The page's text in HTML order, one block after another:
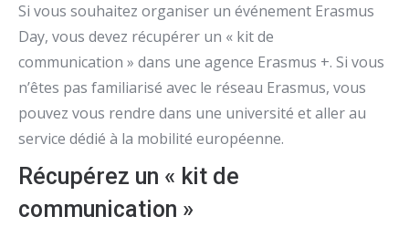
Si vous souhaitez organiser un événement Erasmus
Day, vous devez récupérer un « kit de
communication » dans une agence Erasmus +. Si vous
n’êtes pas familiarisé avec le réseau Erasmus, vous
pouvez vous rendre dans une université et aller au
service dédié à la mobilité européenne.
Récupérez un « kit de
communication »